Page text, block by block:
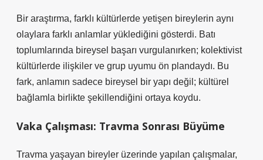
Bir araştırma, farklı kültürlerde yetişen bireylerin aynı
olaylara farklı anlamlar yüklediğini gösterdi. Batı
toplumlarında bireysel başarı vurgulanırken; kolektivist
kültürlerde ilişkiler ve grup uyumu ön plandaydı. Bu
fark, anlamın sadece bireysel bir yapı değil; kültürel
bağlamla birlikte şekillendiğini ortaya koydu.
Vaka Çalışması: Travma Sonrası Büyüme
Travma yaşayan bireyler üzerinde yapılan çalışmalar,